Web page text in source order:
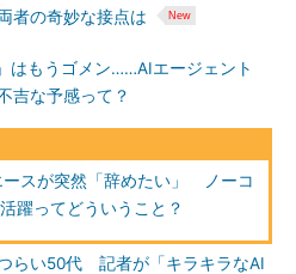
者の奇妙な接点は
はもうゴメン……AIエージェント
吉な予感って？
ースが突然「辞めたい」 ノーコ
躍ってどういうこと？
らい50代 記者が「キラキラなAI